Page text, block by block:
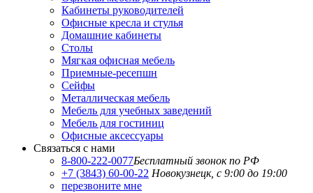
Кабинеты руководителей
Офисные кресла и стулья
Домашние кабинеты
Столы
Мягкая офисная мебель
Приемные-ресепшн
Сейфы
Металлическая мебель
Мебель для учебных заведений
Мебель для гостиниц
Офисные аксессуары
Связаться с нами
8-800-222-0077Бесплатный звонок по РФ
+7 (3843) 60-00-22 Новокузнецк, с 9:00 до 19:00
перезвоните мне